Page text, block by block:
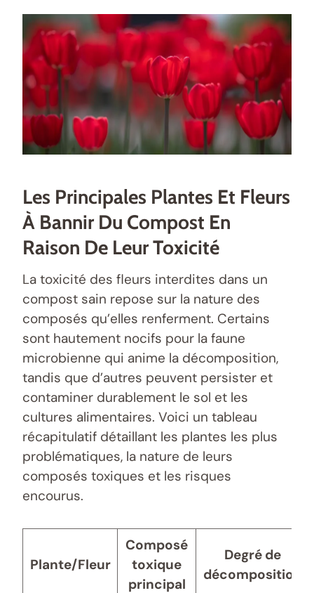
Les Principales Plantes Et Fleurs
À Bannir Du Compost En
Raison De Leur Toxicité
La toxicité des fleurs interdites dans un
compost sain repose sur la nature des
composés qu’elles renferment. Certains
sont hautement nocifs pour la faune
microbienne qui anime la décomposition,
tandis que d’autres peuvent persister et
contaminer durablement le sol et les
cultures alimentaires. Voici un tableau
récapitulatif détaillant les plantes les plus
problématiques, la nature de leurs
composés toxiques et les risques
encourus.
Plante/Fleur
Composé
toxique
principal
Degré de
décomposition